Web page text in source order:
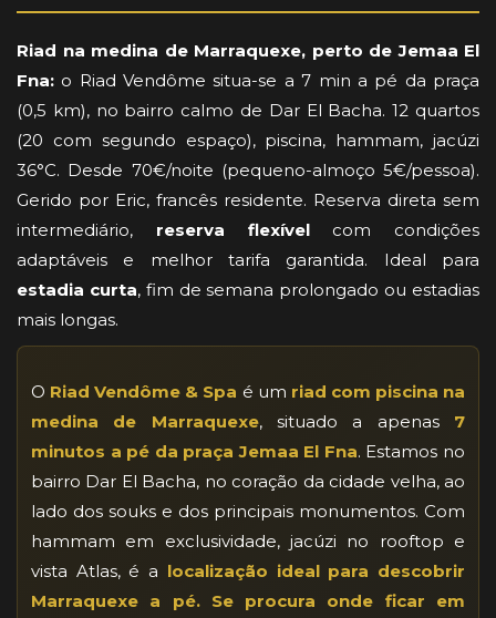
Riad na medina de Marraquexe, perto de Jemaa El
Fna: o Riad Vendôme situa-se a 7 min a pé da praça
(0,5 km), no bairro calmo de Dar El Bacha. 12 quartos
(20 com segundo espaço), piscina, hammam, jacúzi
36°C. Desde 70€/noite (pequeno-almoço 5€/pessoa).
Gerido por Eric, francês residente. Reserva direta sem
intermediário, reserva flexívelcom condições
adaptáveis e melhor tarifa garantida. Ideal para
estadia curta, fim de semana prolongado ou estadias
mais longas.
O Riad Vendôme & Spa é um riad com piscina na
medina de Marraquexe, situado a apenas 7
minutos a pé da praça Jemaa El Fna. Estamos no
bairro Dar El Bacha, no coração da cidade velha, ao
lado dos souks e dos principais monumentos. Com
hammam em exclusividade, jacúzi no rooftop e
vista Atlas, é a localização ideal para descobrir
Marraquexe a pé. Se procura onde ficar em